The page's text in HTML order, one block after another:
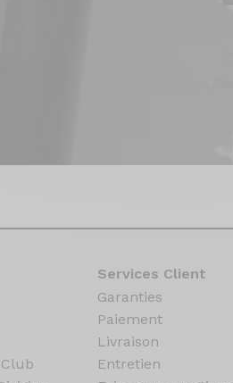
Services Client
Garanties
Paiement
Livraison
Entretien